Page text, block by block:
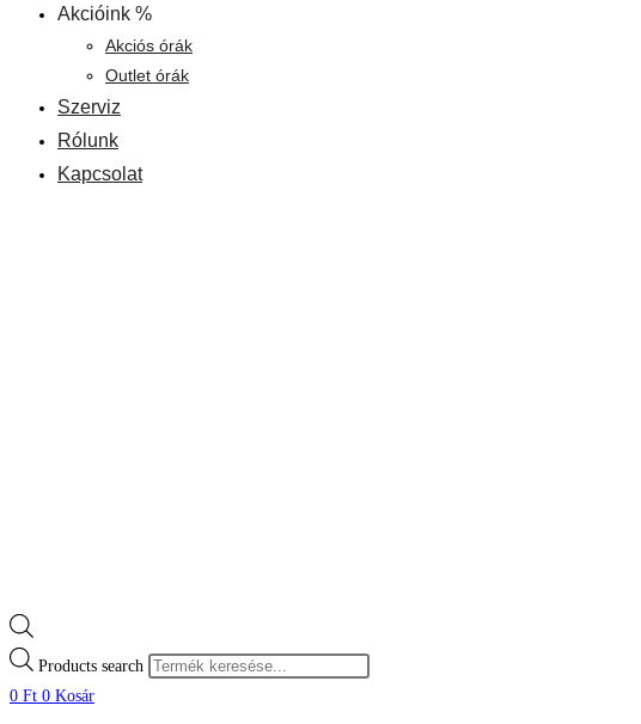
Akcióink %
Akciós órák
Outlet órák
Szerviz
Rólunk
Kapcsolat
Products search
0 Ft 0 Kosár